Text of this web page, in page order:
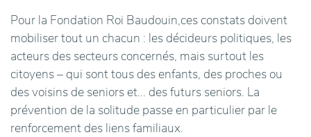
Pour la Fondation Roi Baudouin,ces constats doivent
mobiliser tout un chacun : les décideurs politiques, les
acteurs des secteurs concernés, mais surtout les
citoyens – qui sont tous des enfants, des proches ou
des voisins de seniors et... des futurs seniors. La
prévention de la solitude passe en particulier par le
renforcement des liens familiaux.